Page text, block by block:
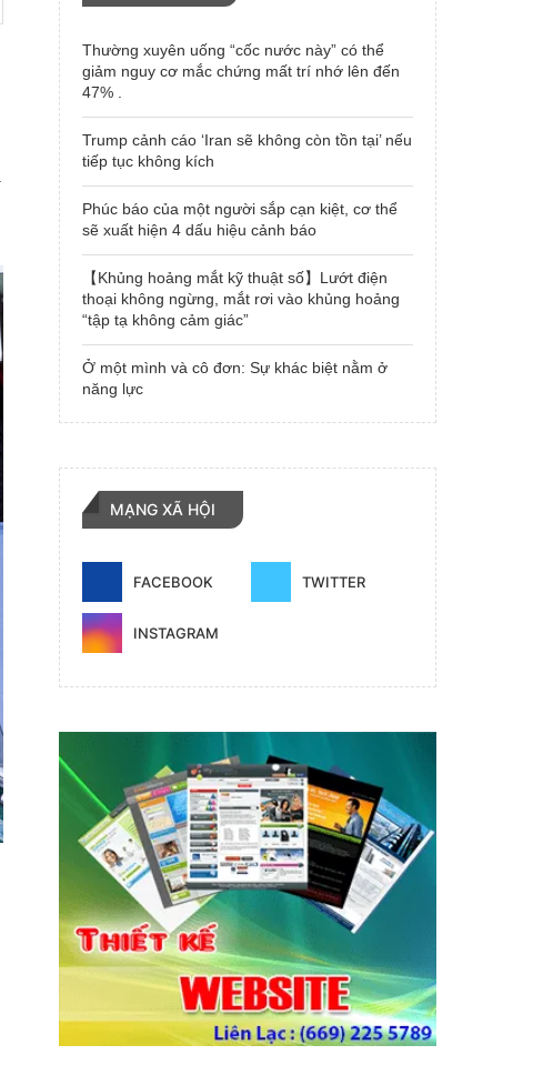
Thường xuyên uống “cốc nước này” có thể
giảm nguy cơ mắc chứng mất trí nhớ lên đến
47% .
Trump cảnh cáo ‘Iran sẽ không còn tồn tại’ nếu
tiếp tục không kích
Phúc báo của một người sắp cạn kiệt, cơ thể
sẽ xuất hiện 4 dấu hiệu cảnh báo
【Khủng hoảng mắt kỹ thuật số】Lướt điện
thoại không ngừng, mắt rơi vào khủng hoảng
“tập tạ không cảm giác”
Ở một mình và cô đơn: Sự khác biệt nằm ở
năng lực
MẠNG XÃ HỘI
FACEBOOK TWITTER
INSTAGRAM